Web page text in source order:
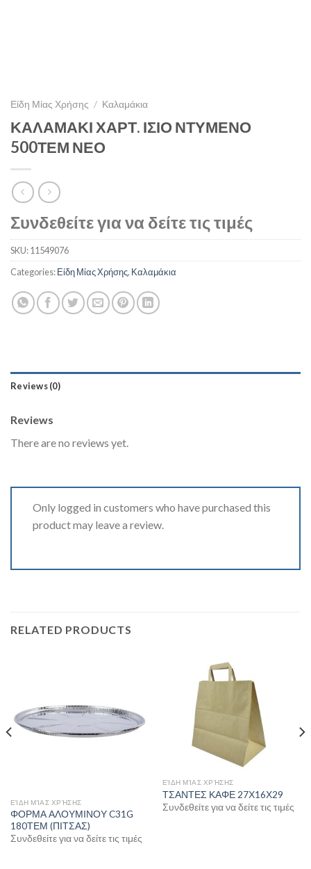
Είδη Μίας Χρήσης / Καλαμάκια
ΚΑΛΑΜΑΚΙ ΧΑΡΤ. ΙΣΙΟ ΝΤΥΜΕΝΟ
500ΤΕΜ ΝΕΟ
Συνδεθείτε για να δείτε τις τιμές
SKU:11549076
Categories:Είδη Μίας Χρήσης, Καλαμάκια
Reviews (0)
Reviews
There are no reviews yet.
Only logged in customers who have purchased this
product may leave a review.
RELATED PRODUCTS
ΕΊΔΗ ΜΊΑΣ ΧΡΉΣΗΣ
ΦΟΡΜΑ ΑΛΟΥΜΙΝΟΥ C31G
180ΤΕΜ (ΠΙΤΣΑΣ)
Συνδεθείτε για να δείτε τις τιμές
ΕΊΔΗ ΜΊΑΣ ΧΡΉΣΗΣ
ΤΣΑΝΤΕΣ ΚΑΦΕ 27Χ16Χ29
Συνδεθείτε για να δείτε τις τιμές